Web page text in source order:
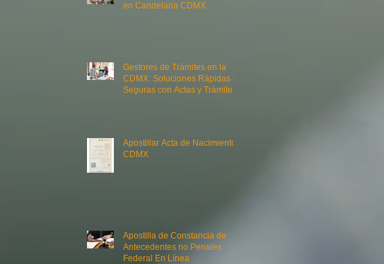
en Candelaria CDMX
Gestores de Trámites en la
CDMX: Soluciones Rápidas y
Seguras con Actas y Trámites
Apostillar Acta de Nacimiento
CDMX
Apostilla de Constancia de
Antecedentes no Penales
Federal En Línea